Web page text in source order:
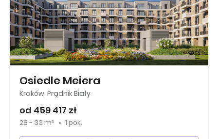
Osiedle Meiera
Kraków, Prądnik Biały
od 459 417 zł
28 - 33 m² 1 pok.